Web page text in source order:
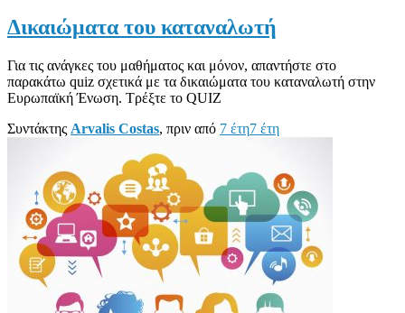
Δικαιώματα του καταναλωτή
Για τις ανάγκες του μαθήματος και μόνον, απαντήστε στο
παρακάτω quiz σχετικά με τα δικαιώματα του καταναλωτή στην
Ευρωπαϊκή Ένωση. Τρέξτε το QUIZ
Συντάκτης Arvalis Costas, πριν από 7 έτη7 έτη